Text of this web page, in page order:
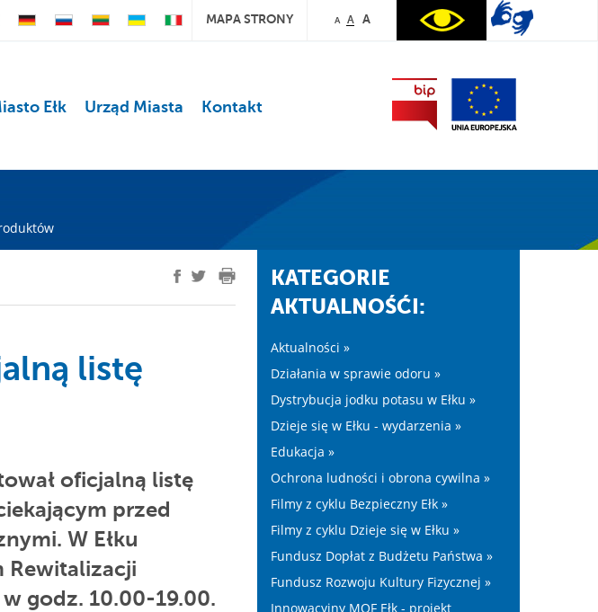
MAPA STRONY A A A
Ełk Urząd Miasta Kontakt
listę
oficjalną listę
przed
W Ełku
Rewitalizacji
w godz. 10.00-19.00.
KATEGORIE
AKTUALNOŚĆI:
Aktualności »
Działania w sprawie odoru »
Dystrybucja jodku potasu w Ełku »
Dzieje się w Ełku - wydarzenia »
Edukacja »
Ochrona ludności i obrona cywilna »
Filmy z cyklu Bezpieczny Ełk »
Filmy z cyklu Dzieje się w Ełku »
Fundusz Dopłat z Budżetu Państwa »
Fundusz Rozwoju Kultury Fizycznej »
Innowacyjny MOF Ełk - projekt